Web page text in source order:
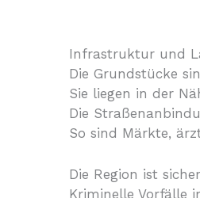
Infrastruktur und
Die Grundstücke
Sie liegen in der
Die
So sind Märkte,
Die Region ist
Kriminelle Vorfälle